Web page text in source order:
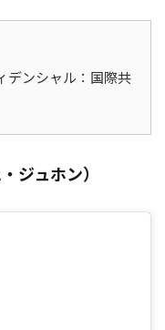
デンシャル：国際共
ジュホン）